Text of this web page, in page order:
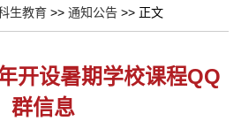
生教育 >>通知公告 >> 正文
开设暑期学校课程QQ
群信息